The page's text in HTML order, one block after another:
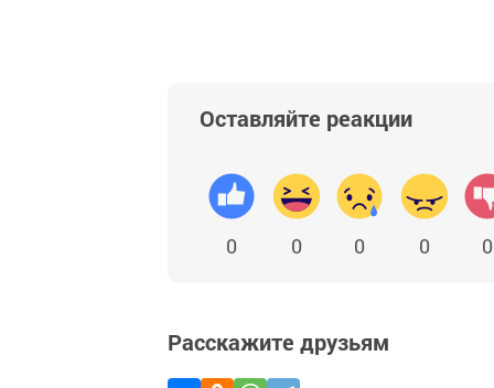
Оставляйте реакции
0 0 0 0 0
Расскажите друзьям